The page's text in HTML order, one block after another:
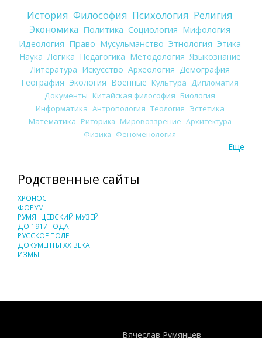
История Философия Психология Религия
Экономика Политика Социология Мифология
Идеология Право Мусульманство Этнология Этика
Наука Логика Педагогика Методология Языкознание
Литература Искусство Археология Демография
География Экология Военные Культура
Дипломатия
Документы Китайская философия Биология
Информатика Антропология Теология Эстетика
Математика Риторика Мировоззрение Архитектура
Физика Феноменология
Еще
Родственные сайты
ХРОНОС
ФОРУМ
РУМЯНЦЕВСКИЙ МУЗЕЙ
ДО 1917 ГОДА
РУССКОЕ ПОЛЕ
ДОКУМЕНТЫ XX ВЕКА
ИЗМЫ
Вячеслав Румянцев